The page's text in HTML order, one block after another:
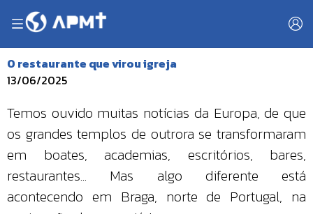
O restaurante que virou igreja
13/06/2025
Temos ouvido muitas notícias da Europa, de que
os grandes templos de outrora se transformaram
em boates, academias, escritórios, bares,
restaurantes... Mas algo diferente está
acontecendo em Braga, norte de Portugal, na